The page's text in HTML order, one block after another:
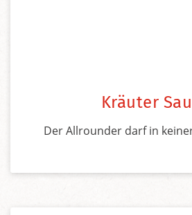
Kräuter
Der Allrounder darf in